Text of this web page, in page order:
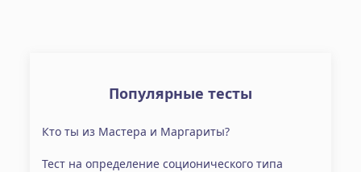
Популярные тесты
Кто ты из Мастера и Маргариты?
Тест на определение соционического типа